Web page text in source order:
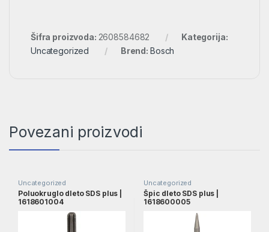
Šifra proizvoda: 2608584682
Kategorija:
Uncategorized
Brend: Bosch
Povezani proizvodi
Uncategorized
Poluokruglo dleto SDS plus |
1618601004
Uncategorized
Špic dleto SDS plus |
1618600005